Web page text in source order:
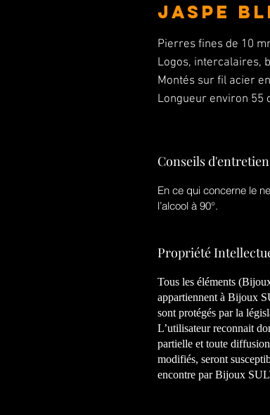
Jaspe
Pierres fines de 10
Logos, intercalaires,
Montés sur fil acier
Longueur environ 55
Conseils d'entretien
En ce qui concerne le
l’alcool à 90°.
Propriété
Tous les éléments
appartiennent à Bijoux
sont protégés par la
L’utilisateur reconnait
partielle et toute
modifiés, seront
encontre parBijoux